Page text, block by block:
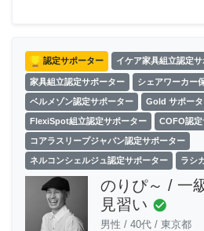
認定サポーター イケア家具組立認定
家具組立認定サポーター シェアワーカー
ベルメゾン認定サポーター Gold サポー
FlexiSpot組立認定サポーター COFO認
コアラスリープジャパン認定サポーター
ネルコンシェルジュ認定サポーター ラシ
のりぴ～ / 一
見習い check_circle
男性 / 40代 / 東京都